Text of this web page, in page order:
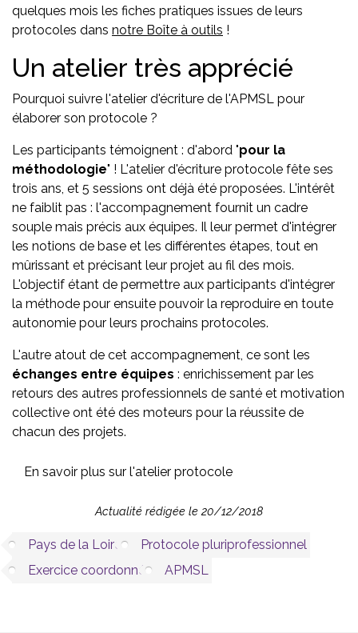
quelques mois les fiches pratiques issues de leurs
protocoles dans notre Boîte à outils !
Un atelier très apprécié
Pourquoi suivre l'atelier d'écriture de l'APMSL pour
élaborer son protocole ?
Les participants témoignent : d'abord "pour la
méthodologie" ! L'atelier d'écriture protocole fête ses
trois ans, et 5 sessions ont déjà été proposées. L'intérêt
ne faiblit pas : l'accompagnement fournit un cadre
souple mais précis aux équipes. Il leur permet d'intégrer
les notions de base et les différentes étapes, tout en
mûrissant et précisant leur projet au fil des mois.
L'objectif étant de permettre aux participants d'intégrer
la méthode pour ensuite pouvoir la reproduire en toute
autonomie pour leurs prochains protocoles.
L'autre atout de cet accompagnement, ce sont les
échanges entre équipes : enrichissement par les
retours des autres professionnels de santé et motivation
collective ont été des moteurs pour la réussite de
chacun des projets.
En savoir plus sur l'atelier protocole
Actualité rédigée le 20/12/2018
Pays de la Loire
Protocole pluriprofessionnel
Exercice coordonné
APMSL